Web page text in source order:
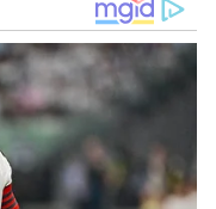
news ಅನ್ನು